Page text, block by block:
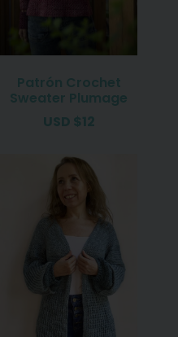
Patrón Crochet
Sweater Plumage
USD $12